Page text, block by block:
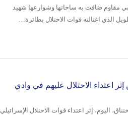
ضاقت به ساحاتها وشوارعها شهيد
الذي اغتالته قوات الاحتلال بطائرة…
اعتداء الاحتلال عليهم في وادي
اليوم، إثر اعتداء قوات الاحتلال الإسرائيلي